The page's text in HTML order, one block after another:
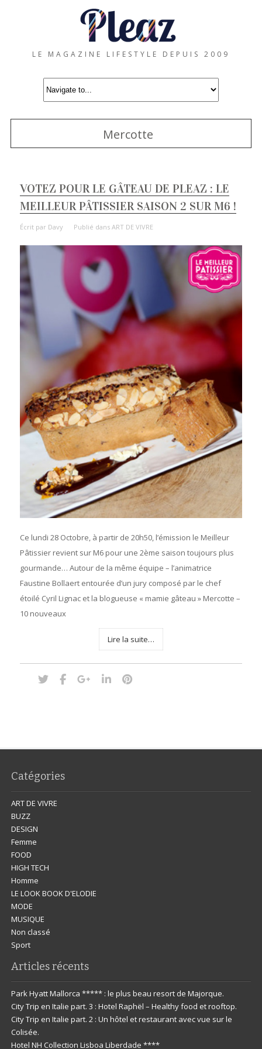
LE MAGAZINE LIFESTYLE DEPUIS 2009
Mercotte
VOTEZ POUR LE GÂTEAU DE PLEAZ : LE
MEILLEUR PÂTISSIER SAISON 2 SUR M6 !
Écrit par Davy Publié dans ART DE VIVRE
Ce lundi 28 Octobre, à partir de 20h50, l’émission le Meilleur
Pâtissier revient sur M6 pour une 2ème saison toujours plus
gourmande… Autour de la même équipe – l’animatrice
Faustine Bollaert entourée d’un jury composé par le chef
étoilé Cyril Lignac et la blogueuse « mamie gâteau » Mercotte –
10 nouveaux
Lire la suite…
Catégories
ART DE VIVRE
BUZZ
DESIGN
Femme
FOOD
HIGH TECH
Homme
LE LOOK BOOK D'ELODIE
MODE
MUSIQUE
Non classé
Sport
Articles récents
Park Hyatt Mallorca ***** : le plus beau resort de Majorque.
City Trip en Italie part. 3 : Hotel Raphël – Healthy food et rooftop.
City Trip en Italie part. 2 : Un hôtel et restaurant avec vue sur le
Colisée.
Hotel NH Collection Lisboa Liberdade ****